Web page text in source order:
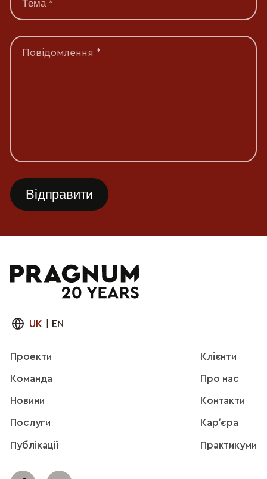
Повідомлення *
UK EN
Проекти Клієнти
Команда Про нас
Новини Контакти
Послуги Карʼєра
Публікації Практикуми